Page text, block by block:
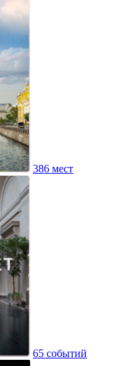
386 мест
65 событий